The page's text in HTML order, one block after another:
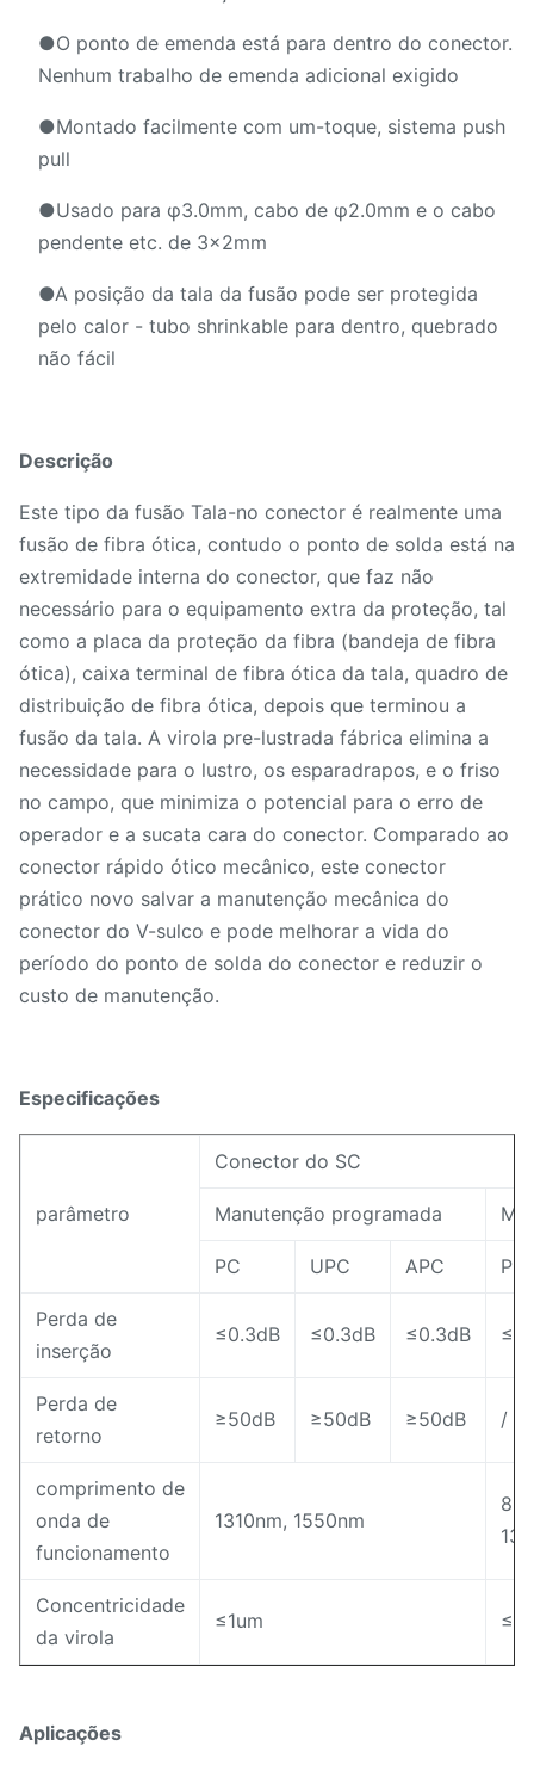
●O ponto de emenda está para dentro do conector.
Nenhum trabalho de emenda adicional exigido
●Montado facilmente com um-toque, sistema push
pull
●Usado para φ3.0mm, cabo de φ2.0mm e o cabo
pendente etc. de 3x2mm
●A posição da tala da fusão pode ser protegida
pelo calor - tubo shrinkable para dentro, quebrado
não fácil
Descrição
Este tipo da fusão Tala-no conector é realmente uma
fusão de fibra ótica, contudo o ponto de solda está na
extremidade interna do conector, que faz não
necessário para o equipamento extra da proteção, tal
como a placa da proteção da fibra (bandeja de fibra
ótica), caixa terminal de fibra ótica da tala, quadro de
distribuição de fibra ótica, depois que terminou a
fusão da tala. A virola pre-lustrada fábrica elimina a
necessidade para o lustro, os esparadrapos, e o friso
no campo, que minimiza o potencial para o erro de
operador e a sucata cara do conector. Comparado ao
conector rápido ótico mecânico, este conector
prático novo salvar a manutenção mecânica do
conector do V-sulco e pode melhorar a vida do
período do ponto de solda do conector e reduzir o
custo de manutenção.
Especificações
parâmetro
Conector do SC
Manutenção programada
PC UPC APC
Perda de
inserção
≤0.3dB ≤0.3dB ≤0.3dB
Perda de
retorno
≥50dB ≥50dB ≥50dB /
comprimento de
onda de
funcionamento
1310nm, 1550nm
Concentricidade
da virola
≤1um
Aplicações